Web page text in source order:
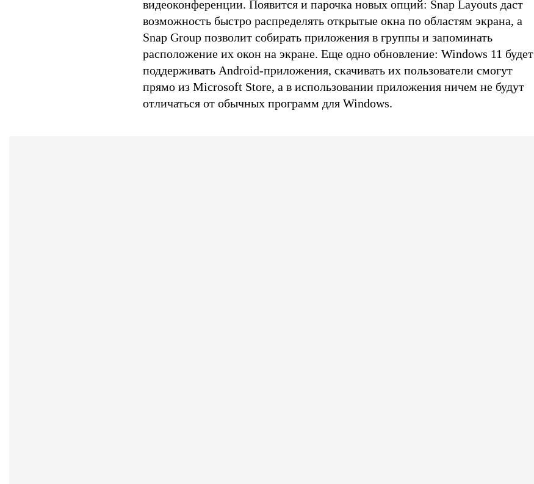
видеоконференции. Появится и парочка новых опций: Snap Layouts даст
возможность быстро распределять открытые окна по областям экрана, а
Snap Group позволит собирать приложения в группы и запоминать
расположение их окон на экране. Еще одно обновление: Windows 11 будет
поддерживать Android-приложения, скачивать их пользователи смогут
прямо из Microsoft Store, а в использовании приложения ничем не будут
отличаться от обычных программ для Windows.